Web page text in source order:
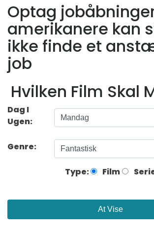
Optag
amerikanere kan
ikke finde et
job
Hvilken Film Skal
Dag I
Ugen:
Genre:
Type: Film
At Vise